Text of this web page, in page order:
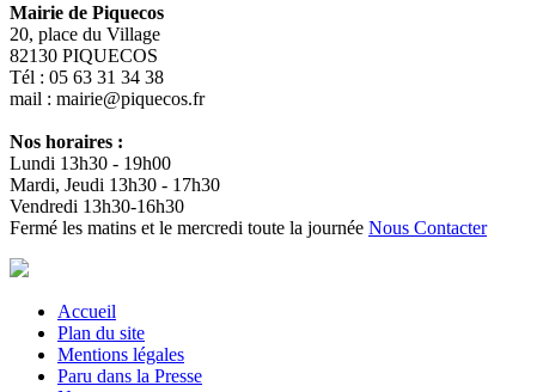
Mairie de Piquecos
20, place du Village
82130 PIQUECOS
Tél : 05 63 31 34 38
mail : mairie@piquecos.fr
Nos horaires :
Lundi 13h30 - 19h00
Mardi, Jeudi 13h30 - 17h30
Vendredi 13h30-16h30
Fermé les matins et le mercredi toute la journée Nous Contacter
Accueil
Plan du site
Mentions légales
Paru dans la Presse